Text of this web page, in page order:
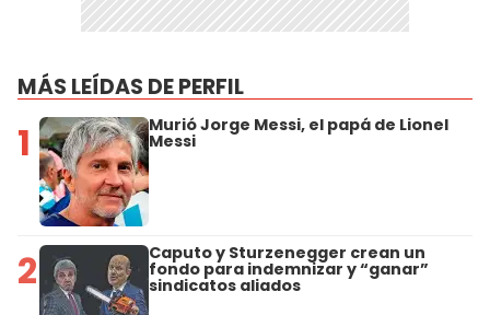
MÁS LEÍDAS DE PERFIL
1 Murió Jorge Messi, el papá de Lionel
Messi
2 Caputo y Sturzenegger crean un
fondo para indemnizar y “ganar”
sindicatos aliados